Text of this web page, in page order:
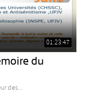
01:23:47
du
des...